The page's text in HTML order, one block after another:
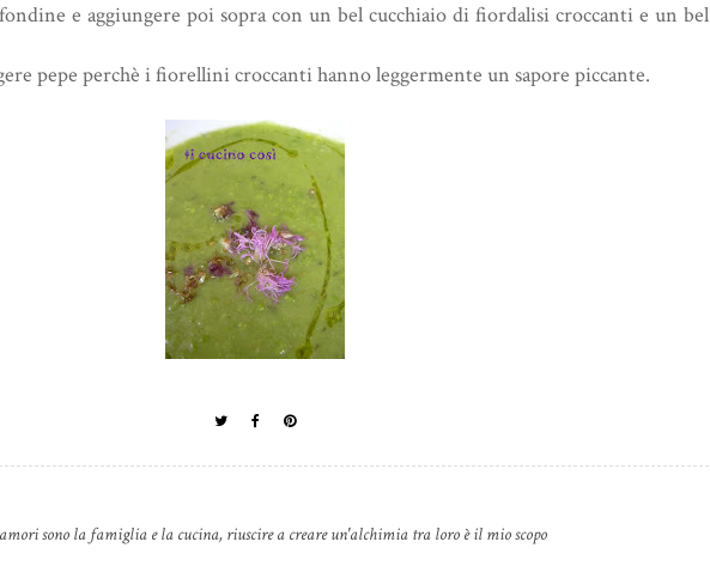
e aggiungere poi sopra con un bel cucchiaio di fiordalisi croccanti e un bel
pepe perchè i fiorellini croccanti hanno leggermente un sapore piccante.
sono la famiglia e la cucina, riuscire a creare un'alchimia tra loro è il mio scopo